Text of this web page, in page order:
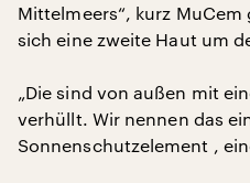
Mittelmeers“, kurz
sich eine zweite Haut um
„Die sind von außen mit
verhüllt. Wir nennen das
Sonnenschutzelement ,